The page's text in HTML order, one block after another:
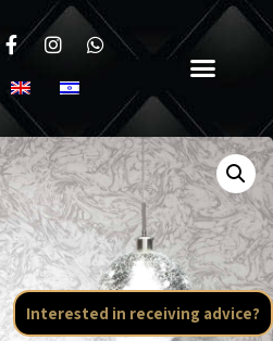
Interested in receiving advice?